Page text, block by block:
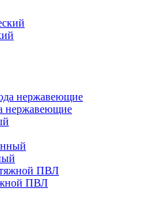
нержавеющие
ПВЛ